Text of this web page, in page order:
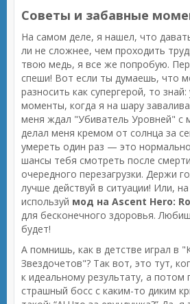
Советы и забавные
На самом деле, я нашел, что
ли не сложнее, чем проходить
твою медь, я все же попробую.
спеши! Вот если ты думаешь, что
разносить как супергерой, то
моменты, когда я на шару
меня ждал "Убиватель Уровней" с
делал меня кремом от солнца за
умереть один раз — это
шансы тебя смотреть после
очередного перезагрузки. Держи
лучше действуй в ситуации! Или,
используй мод на Ascent Hero:
для бесконечного здоровья.
будет!
А помнишь, как в детстве играл в
Звездочетов"? Так вот, это тут,
к идеальному результату, а потом
страшный босс с каким-то диким